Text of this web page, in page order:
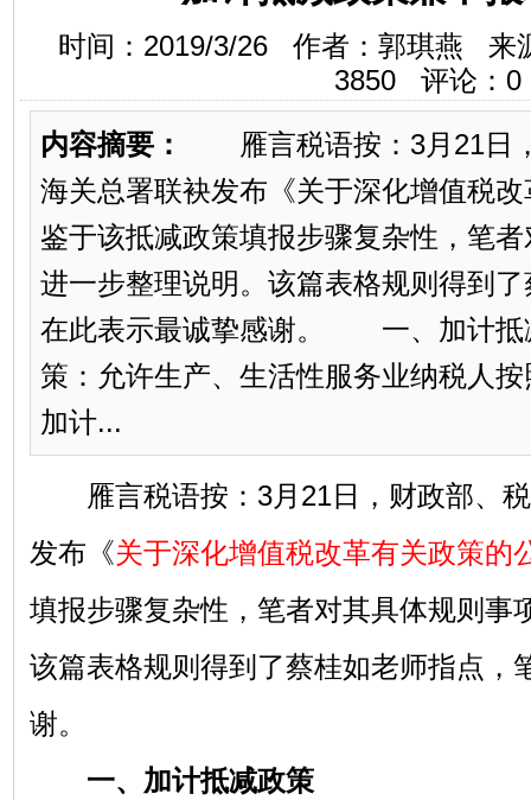
时间：2019/3/26 作者：郭琪燕 来
3850评论： 0
内容摘要：
雁言税语按：3月21日
海关总署联袂发布《关于深化增值税
鉴于该抵减政策填报步骤复杂性，笔
进一步整理说明。该篇表格规则得到
在此表示最诚挚感谢。 一、加计
策：允许生产、生活性服务业纳税人
加计...
雁言税语按：3月21日，财政部、税
发布《关于深化增值税改革有关政策的
填报步骤复杂性，笔者对其具体规则事
该篇表格规则得到了蔡桂如老师指点，
谢。
一、加计抵减政策